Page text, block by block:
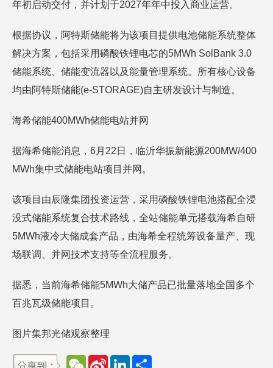
年初启动交付，并计划于2027年年中投入商业运营。
根据协议，阿特斯储能将为该项目提供电池储能系统整体
解决方案，包括采用磷酸铁锂电芯的5MWh SolBank 3.0
储能系统、储能变流器以及能量管理系统。所有核心设备
均由阿特斯储能(e-STORAGE)自主研发设计与制造。
海希储能400MWh储能电站并网
据海希储能消息，6月22日，临沂华振新能源200MW/400
MWh集中式储能电站项目并网。
该项目由辰隆集团投资运营，采用磷酸铁锂电池搭配全浸
没式储能系统复合技术路线，全站储能单元搭载海希自研
5MWh液冷大储成套产品，由海希全程统筹设备量产、现
场联调、并网技术支持等全流程服务。
据悉，当前海希储能5MWh大储产品已批量落地全国多个
百兆瓦级储能项目。
图片集邦光储观察整理
W
S
L